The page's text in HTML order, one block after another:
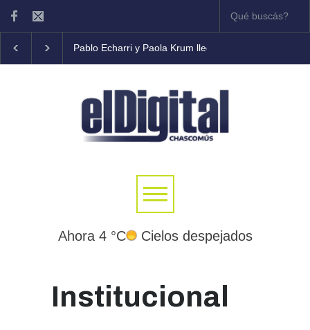
Pablo Echarri y Paola Krum llegan al Teatro Municipal
Ahora 4 °C Cielos despejados
Institucional